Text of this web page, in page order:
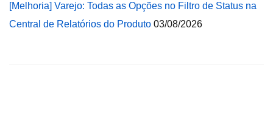
[Melhoria] Varejo: Todas as Opções no Filtro de Status na
Central de Relatórios do Produto 03/08/2026